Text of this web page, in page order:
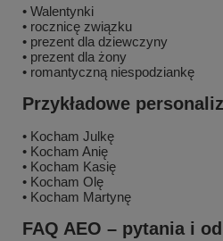
• Walentynki
• rocznicę związku
• prezent dla dziewczyny
• prezent dla żony
• romantyczną niespodziankę
Przykładowe
• Kocham Julkę
• Kocham Anię
• Kocham Kasię
• Kocham Olę
• Kocham Martynę
FAQ AEO – pytania i